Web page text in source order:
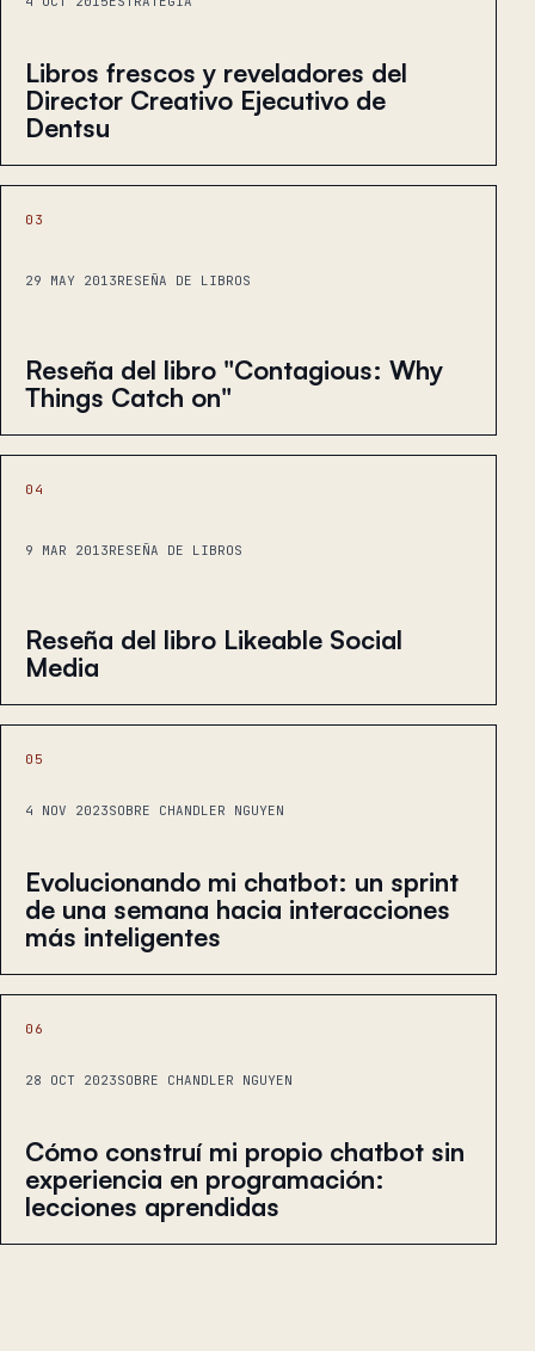
Libros frescos y reveladores del
Director Creativo Ejecutivo de
Dentsu
03
29 MAY 2013RESEÑA DE LIBROS
Reseña del libro "Contagious: Why
Things Catch on"
04
9 MAR 2013RESEÑA DE LIBROS
Reseña del libro Likeable Social
Media
05
4 NOV 2023SOBRE CHANDLER NGUYEN
Evolucionando mi chatbot: un sprint
de una semana hacia interacciones
más inteligentes
06
28 OCT 2023SOBRE CHANDLER NGUYEN
Cómo construí mi propio chatbot sin
experiencia en programación:
lecciones aprendidas